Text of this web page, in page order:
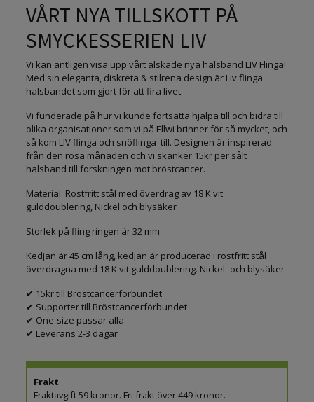
VÅRT NYA TILLSKOTT PÅ
SMYCKESSERIEN LIV
Vi kan äntligen visa upp vårt älskade nya halsband LIV Flinga!
Med sin eleganta, diskreta & stilrena design är Liv flinga
halsbandet som gjort för att fira livet.
Vi funderade på hur vi kunde fortsätta hjälpa till och bidra till
olika organisationer som vi på Ellwi brinner för så mycket, och
så kom LIV flinga och snöflinga till. Designen är inspirerad
från den rosa månaden och vi skänker 15kr per sålt
halsband till forskningen mot bröstcancer.
Material: Rostfritt stål med överdrag av 18 K vit
gulddoublering, Nickel och blysäker
Storlek på fling ringen är 32 mm
Kedjan är 45 cm lång, kedjan är producerad i rostfritt stål
överdragna med 18 K vit gulddoublering. Nickel- och blysäker
✔ 15kr till Bröstcancerförbundet
✔ Supporter till Bröstcancerförbundet
✔ One-size passar alla
✔ Leverans 2-3 dagar
Frakt
Fraktavgift 59 kronor. Fri frakt över 449 kronor.